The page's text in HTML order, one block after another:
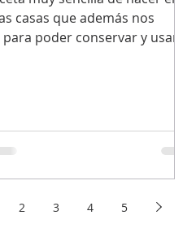
casas que además nos
poder conservar y usar
2 3 4 5